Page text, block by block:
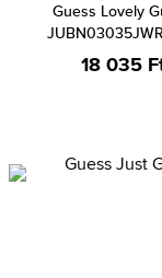
Guess Lovely
18 035